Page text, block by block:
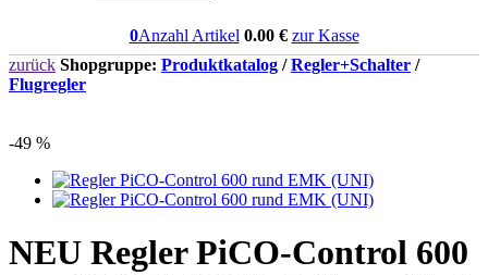
0Anzahl Artikel 0.00€ zur Kasse
zurück Shopgruppe: Produktkatalog /Regler+Schalter /
Flugregler
-49 %
NEU Regler PiCO-Control 600